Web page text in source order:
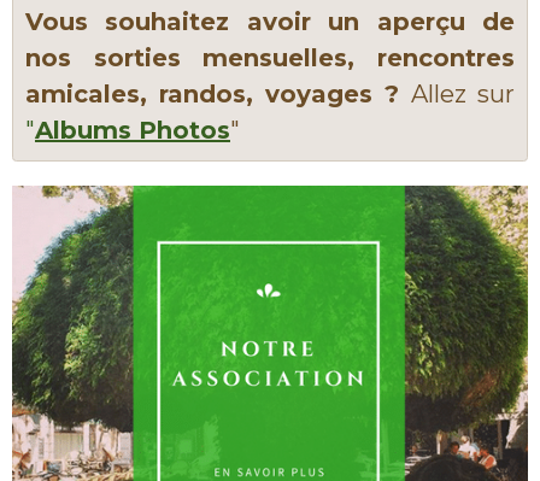
Vous souhaitez avoir un aperçu de
nos sorties mensuelles, rencontres
amicales, randos, voyages ? Allez sur
"Albums Photos"